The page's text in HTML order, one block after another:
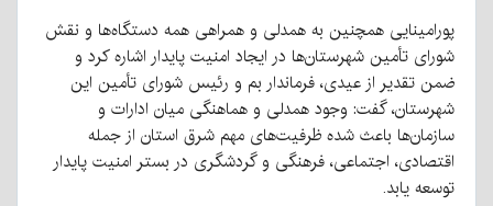
پورامینایی همچنین به همدلی و همراهی همه دستگاه‌ها و نقش
شورای تأمین شهرستان‌ها در ایجاد امنیت پایدار اشاره کرد و
ضمن تقدیر از عیدی، فرماندار بم و رئیس شورای تأمین این
شهرستان، گفت: وجود همدلی و هماهنگی میان ادارات و
سازمان‌ها باعث شده ظرفیت‌های مهم شرق استان از جمله
اقتصادی، اجتماعی، فرهنگی و گردشگری در بستر امنیت پایدار
توسعه یابد.